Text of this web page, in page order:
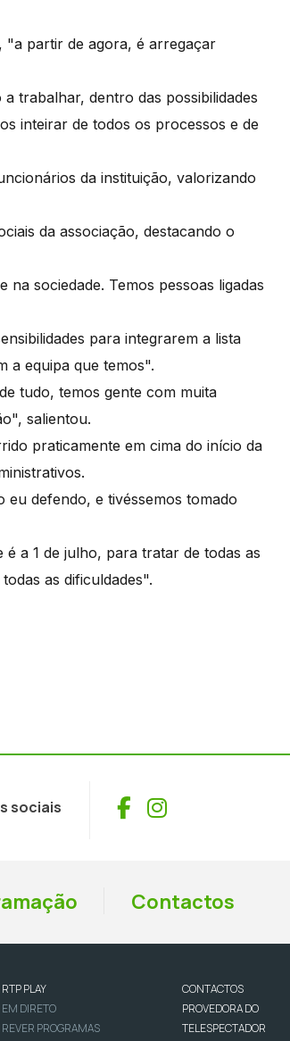
"a partir de agora, é arregaçar
trabalhar, dentro das possibilidades
inteirar de todos os processos e de
da instituição, valorizando
da associação, destacando o
sociedade. Temos pessoas ligadas
para integrarem a lista
a equipa que temos".
tudo, temos gente com muita
salientou.
praticamente em cima do início da
eu defendo, e tivéssemos tomado
a 1 de julho, para tratar de todas as
as dificuldades".
sociais Facebook
Instagram
Contactos
RTP PLAY
EM DIRETO
REVER PROGRAMAS
CONTACTOS
PROVEDORA DO
TELESPECTADOR